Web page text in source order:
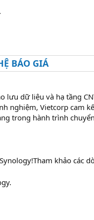
BÁO GIÁ
lưu dữ liệu và hạ tầng
nghiệm, Vietcorp cam
trong hành trình
khảo các